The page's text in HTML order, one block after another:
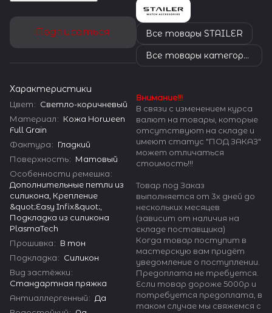
Подписаться
Характеристики
Цвет: Светло-коричневый
Материал: Кожа Horween
Full Grain
Фактура: Гладкий
Поверхность: Матовый
Особенности ремешка:
Дополнительные петли из
силикона, Крепление
&quot;Easy Infix&quot;,
Подкладка из силикона
PlasmaTech
Прошивка: В тон
Подкладка: Силикон
Вид застёжки:
Стандартная пряжка
Антиаллергенный: Да
Все товары STAILER
Все товары категории
Внимание!!!
В связи с изменением курса
валют на товары, которые
отсутствуют на складе и
имеют статус "ПОД ЗАКАЗ"
может отличаться
стоимость!!!
Товар под Заказ
выполняется от 3х дней до
нескольких месяцев
(зависит от наличия на
складе поставщика)
Когда товар поступит в
мастерскую вам придёт
уведомление о поступлении.
Предоплата не требуется.
Если товар дороже 5000р и
потребуется предоплата, в
таком случае мы свяжемся с